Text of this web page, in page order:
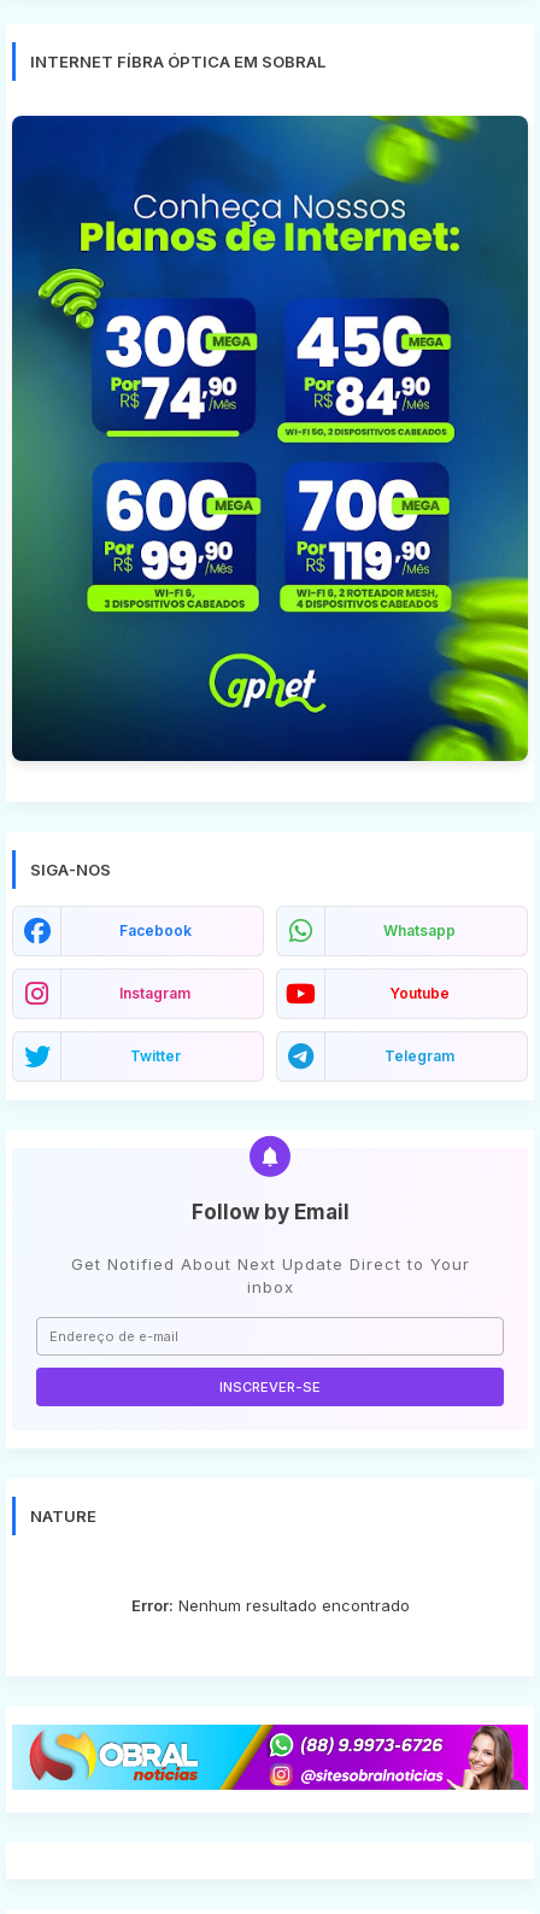
INTERNET FÍBRA ÓPTICA EM SOBRAL
SIGA-NOS
Facebook Whatsapp
Instagram Youtube
Twitter Telegram
Follow by Email
Get Notified About Next Update Direct to Your
inbox
NATURE
Error: Nenhum resultado encontrado